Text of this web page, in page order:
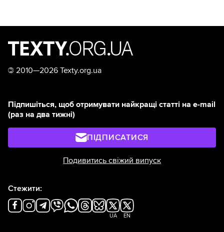
© 2010—2026 Texty.org.ua
Підпишіться, щоб отримувати найкращі статті на e-mail
(раз на два тижні)
ПІДПИСАТИСЯ
Подивитись свіжий випуск
Стежити:
UA EN